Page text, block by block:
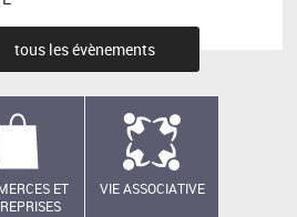
tous les évènements
ET
VIE ASSOCIATIVE